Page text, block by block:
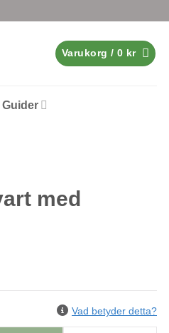
Varukorg / 0 kr
Guider
med
Vad betyder detta?